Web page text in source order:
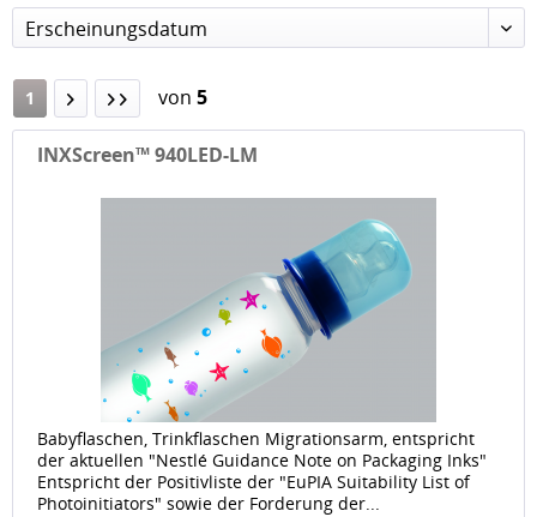
Erscheinungsdatum
1 von 5
INXScreen™ 940LED-LM
Babyflaschen, Trinkflaschen Migrationsarm, entspricht
der aktuellen "Nestlé Guidance Note on Packaging Inks"
Entspricht der Positivliste der "EuPIA Suitability List of
Photoinitiators" sowie der Forderung der...